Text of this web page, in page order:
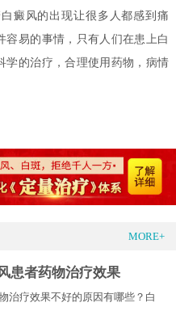
癜风的出现让很多人都感到痛
容易的事情，只有人们在患上白
学的治疗，合理使用药物，病情
MORE+
患者药物治疗效果
治疗效果不好的原因有哪些？白